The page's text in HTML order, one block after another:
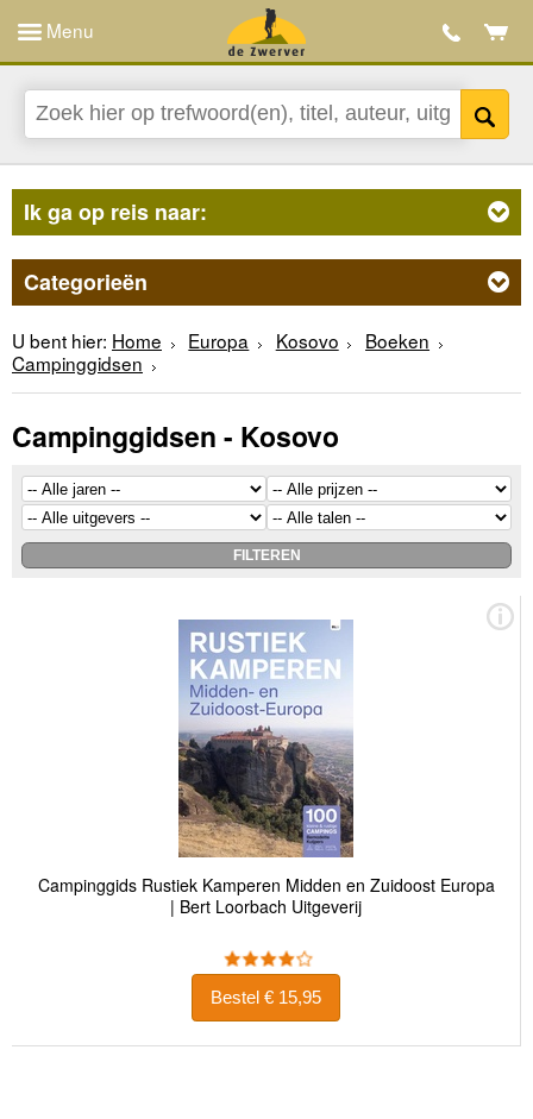
Menu
Ik ga op reis naar:
Categorieën
U bent hier: Home Europa Kosovo
Boeken
Campinggidsen
Campinggidsen - Kosovo
Campinggids Rustiek Kamperen Midden en Zuidoost Europa
| Bert Loorbach Uitgeverij
Bestel € 15,95